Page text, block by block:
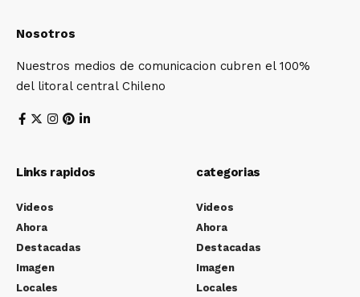
Nosotros
Nuestros medios de comunicacion cubren el 100%
del litoral central Chileno
Links rapidos
Videos
Ahora
Destacadas
Imagen
Locales
categorias
Videos
Ahora
Destacadas
Imagen
Locales